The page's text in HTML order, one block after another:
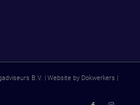
B.V. | Website by Dokwerkers |